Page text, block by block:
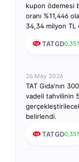
kupon ödemesi
oranı %11,446
34,34 milyon TL
TATGD
26 May 2026
TAT Gıda'nın
vadeli tahvilinin
belirlendi.
TATGD